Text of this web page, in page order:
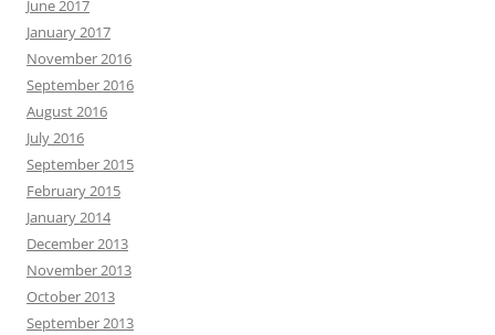
June 2017
January 2017
November 2016
September 2016
August 2016
July 2016
September 2015
February 2015
January 2014
December 2013
November 2013
October 2013
September 2013